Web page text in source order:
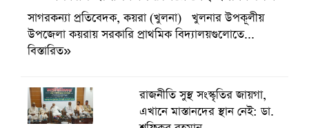
সাগরকন্যা প্রতিবেদক, কয়রা (খুলনা) খুলনার উপকূলীয়
উপজেলা কয়রায় সরকারি প্রাথমিক বিদ্যালয়গুলোতে...
বিস্তারিত»
রাজনীতি সুস্থ সংস্কৃতির জায়গা,
এখানে মাস্তানদের স্থান নেই: ডা.
শফিকুর রহমান